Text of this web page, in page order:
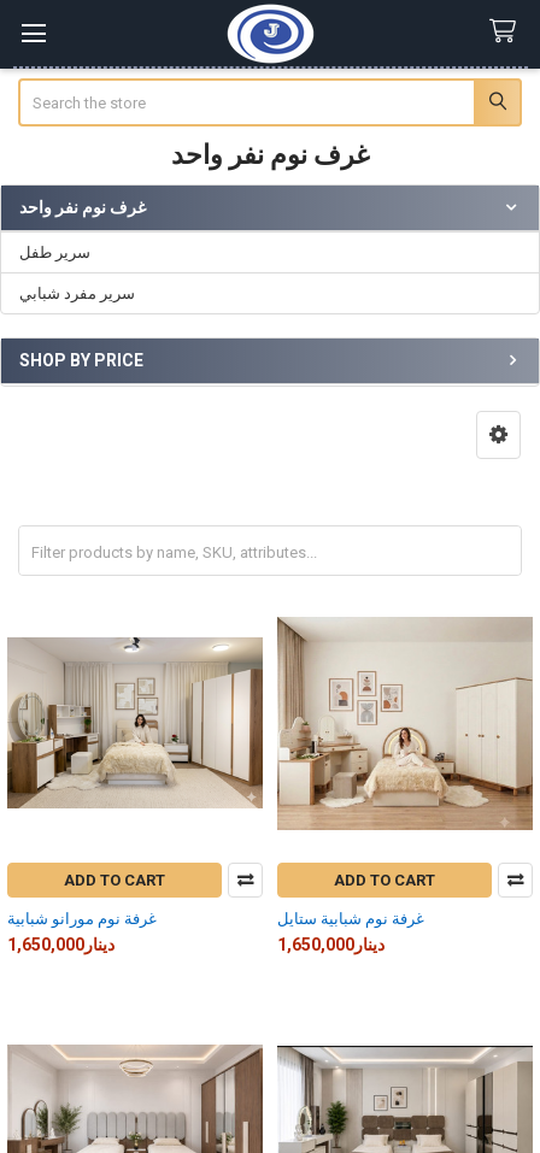
غرف نوم نفر واحد
Sidebar
غرف نوم نفر واحد
سرير طفل
سرير مفرد شبابي
SHOP BY PRICE
ADD TO CART
غرفة نوم مورانو شبابية
1,650,000دينار
ADD TO CART
غرفة نوم شبابية ستايل
1,650,000دينار